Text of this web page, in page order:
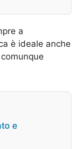
a
è ideale anche
e